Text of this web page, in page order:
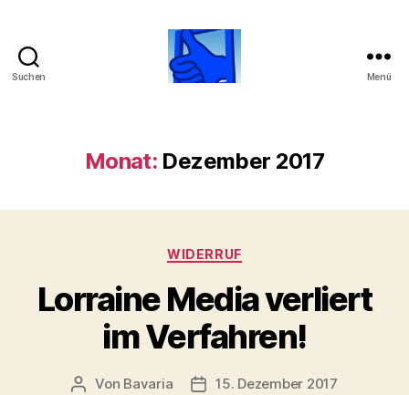
Suchen
Media
GmbH
Menü
Monat: Dezember 2017
Kategorien
WIDERRUF
Lorraine Media verliert
im Verfahren!
Beitragsautor
Von Bavaria Veröffentlichungsdatum
15. Dezember 2017